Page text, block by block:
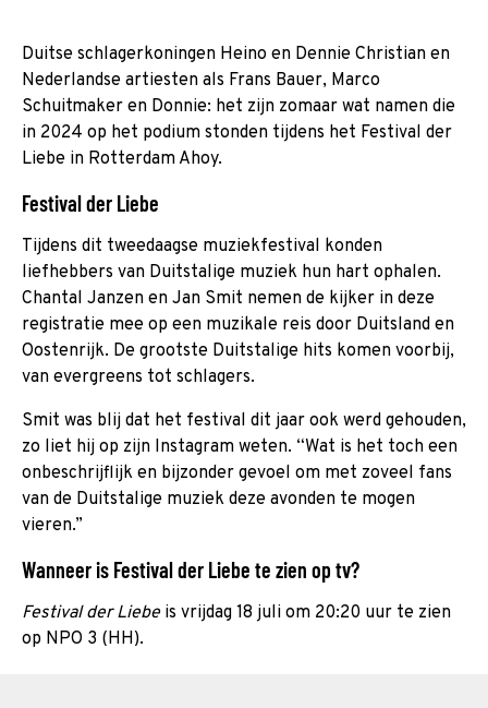
Duitse schlagerkoningen Heino en Dennie Christian en
Nederlandse artiesten als Frans Bauer, Marco
Schuitmaker en Donnie: het zijn zomaar wat namen die
in 2024 op het podium stonden tijdens het Festival der
Liebe in Rotterdam Ahoy.
Festival der Liebe
Tijdens dit tweedaagse muziekfestival konden
liefhebbers van Duitstalige muziek hun hart ophalen.
Chantal Janzen en Jan Smit nemen de kijker in deze
registratie mee op een muzikale reis door Duitsland en
Oostenrijk. De grootste Duitstalige hits komen voorbij,
van evergreens tot schlagers.
Smit was blij dat het festival dit jaar ook werd gehouden,
zo liet hij op zijn Instagram weten. “Wat is het toch een
onbeschrijflijk en bijzonder gevoel om met zoveel fans
van de Duitstalige muziek deze avonden te mogen
vieren.”
Wanneer is Festival der Liebe te zien op tv?
Festival der Liebeis vrijdag 18 juli om 20:20 uur te zien
op NPO 3 (HH).